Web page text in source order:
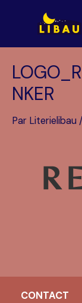
NKER
Par Literielibau /
CONTACT